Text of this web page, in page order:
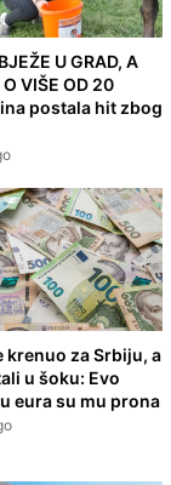
U GRAD, A
O VIŠE OD 20
postala hit zbog
krenuo za Srbiju, a
u šoku: Evo
eura su mu prona